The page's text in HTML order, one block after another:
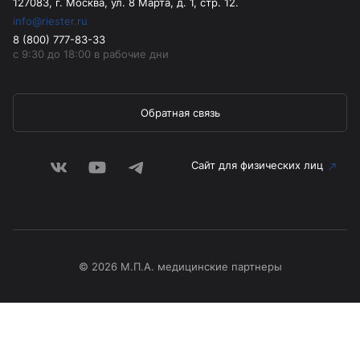
info@riester.ru
8 (800) 777-83-33
с 9:30 до 18:00 в рабочие дни
Обратная связь
Сайт для физических лиц
© 2026 М.П.А. медицинские партнеры